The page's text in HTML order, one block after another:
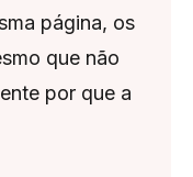
página, os
que não
por que a